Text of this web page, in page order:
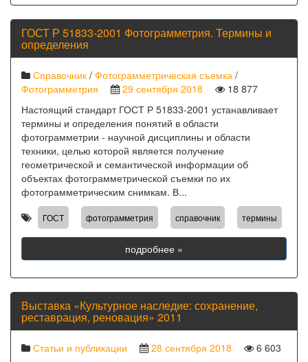
ГОСТ Р 51833-2001 Фотограмметрия. Термины и
определения
Справочник / Фотограмметрическая съемка /
Фотограмметрия
29 сентября 2018
18 877
Настоящий стандарт ГОСТ Р 51833-2001 устанавливает
термины и определения понятий в области
фотограмметрии - научной дисциплины и области
техники, целью которой является получение
геометрической и семантической информации об
объектах фотограмметрической съемки по их
фотограмметрическим снимкам. В...
ГОСТ фотограмметрия справочник термины
подробнее »
Выставка «Культурное наследие: сохранение,
реставрация, реновация» 2011
Статьи и публикации 28 сентября 2018 6 603